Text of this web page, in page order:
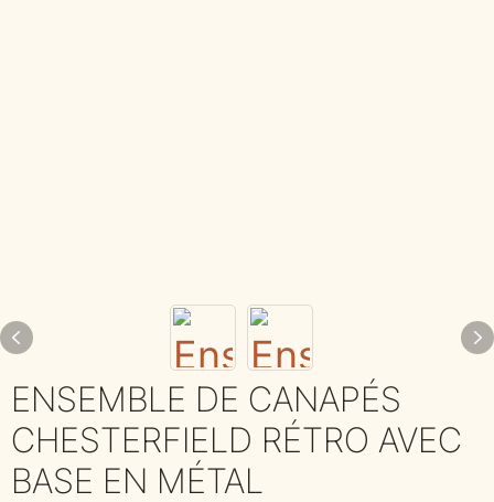
ENSEMBLE DE CANAPÉS
CHESTERFIELD RÉTRO AVEC
BASE EN MÉTAL